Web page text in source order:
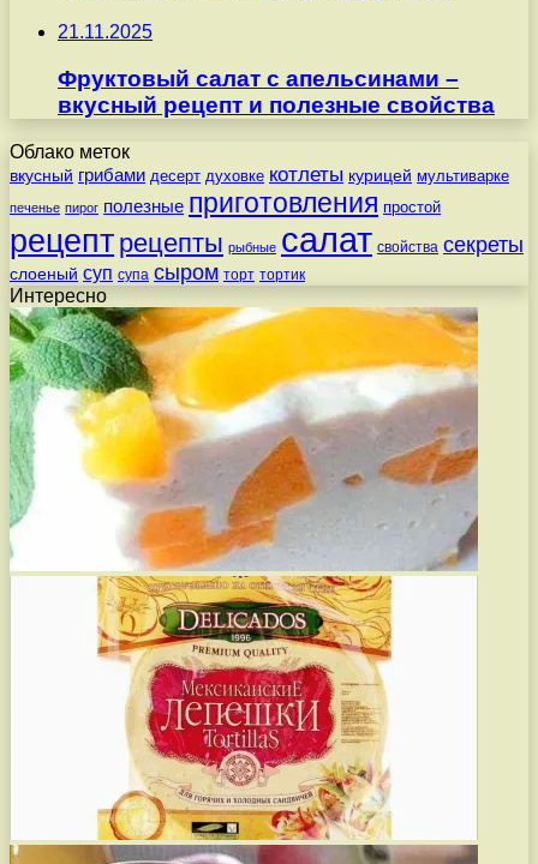
21.11.2025
Фруктовый салат с апельсинами –
вкусный рецепт и полезные свойства
Облако меток
вкусный грибами десерт духовке котлеты курицей мультиварке
печенье пирог полезные приготовления простой
рецепт рецепты рыбные салат свойства секреты
слоеный суп супа сыром торт тортик
Интересно